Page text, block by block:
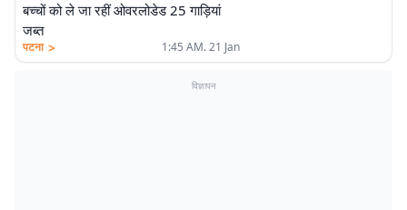
बच्चों को ले जा रहीं ओवरलोडेड 25 गाड़ियां
जब्त
पटना > 1:45 AM. 21 Jan
विज्ञापन